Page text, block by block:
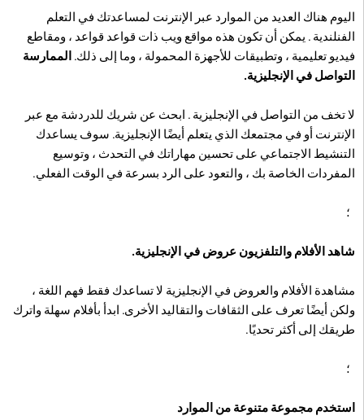
اليوم هناك العديد من الموارد عبر الإنترنت لمساعدتك في التعلم
الفنلندية . يمكن أن تكون هذه مواقع ويب ذات قواعد قواعد ، ومقاطع
فيديو تعليمية ، وتطبيقات للأجهزة المحمولة ، وما إلى ذلك. الممارسة
التواصل في الإنجليزية.
لا تخف من التواصل في الإنجليزية . ابحث عن شريك للدردشة مع عبر
الإنترنت أو في مجتمعك الذي يتعلم أيضًا الإنجليزية. سوف يساعدك
التنشيط الاجتماعي على تحسين مهاراتك في التحدث ، وتوسيع
المفردات الخاصة بك ، والتعود على الرد بسرعة في الوقت الفعلي.
؛
شاهد الأفلام والتلفزيون عروض في الإنجليزية.
مشاهدة الأفلام والعروض في الإنجليزية لا تساعدك فقط فهم اللغة ،
ولكن أيضًا تعرف على الثقافات والتقاليد الأخرى. ابدأ بأفلام سهلة واترك
طريقك إلى أكثر تحديًا.
؛
استخدم مجموعة متنوعة من الموارد